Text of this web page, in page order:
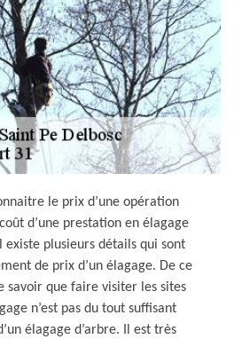
le prix d’une opération
d’une prestation en élagage
existe plusieurs détails qui sont
de prix d’un élagage. De ce
que faire visiter les sites
n’est pas du tout suffisant
élagage d’arbre. Il est très